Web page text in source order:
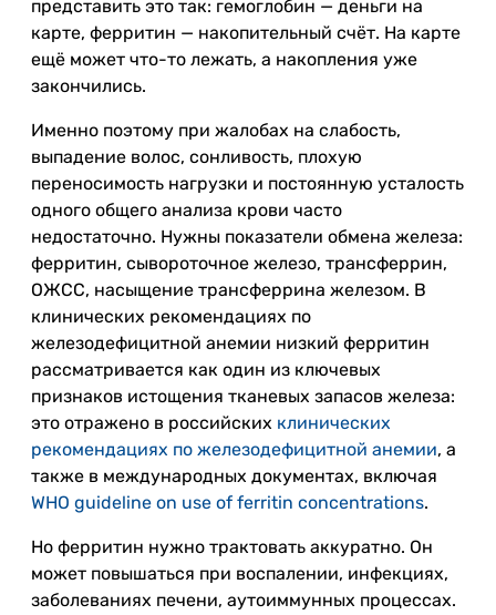
представить это так: гемоглобин — деньги на
карте, ферритин — накопительный счёт. На карте
ещё может что-то лежать, а накопления уже
закончились.
Именно поэтому при жалобах на слабость,
выпадение волос, сонливость, плохую
переносимость нагрузки и постоянную усталость
одного общего анализа крови часто
недостаточно. Нужны показатели обмена железа:
ферритин, сывороточное железо, трансферрин,
ОЖСС, насыщение трансферрина железом. В
клинических рекомендациях по
железодефицитной анемии низкий ферритин
рассматривается как один из ключевых
признаков истощения тканевых запасов железа:
это отражено в российских клинических
рекомендациях по железодефицитной анемии, а
также в международных документах, включая
WHO guideline on use of ferritin concentrations.
Но ферритин нужно трактовать аккуратно. Он
может повышаться при воспалении, инфекциях,
заболеваниях печени, аутоиммунных процессах.